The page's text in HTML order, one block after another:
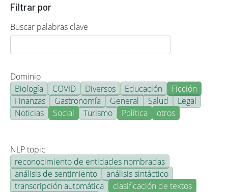
Filtrar por
Buscar palabras clave
Dominio
Biología
COVID Diversos Educación
Ficción
Finanzas
Gastronomía General Salud
Legal
Noticias
Social Turismo Política otros
NLP topic
reconocimiento de entidades nombradas
análisis de sentimiento
análisis sintáctico
transcripción automática
clasificación de textos